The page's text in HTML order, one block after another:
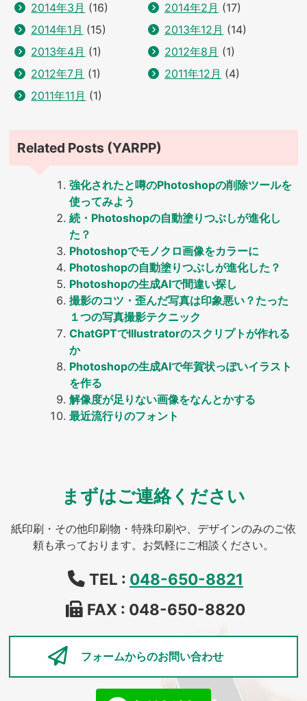
2014年3月 (16) 2014年2月 (17)
2014年1月 (15) 2013年12月 (14)
2013年4月 (1) 2012年8月 (1)
2012年7月 (1) 2011年12月 (4)
2011年11月 (1)
Related Posts (YARPP)
強化されたと噂のPhotoshopの削除ツールを
使ってみよう
続・Photoshopの自動塗りつぶしが進化し
た？
Photoshopでモノクロ画像をカラーに
Photoshopの自動塗りつぶしが進化した？
Photoshopの生成AIで間違い探し
撮影のコツ・歪んだ写真は印象悪い？たった
１つの写真撮影テクニック
ChatGPTでIllustratorのスクリプトが作れる
か
Photoshopの生成AIで年賀状っぽいイラスト
を作る
解像度が足りない画像をなんとかする
最近流行りのフォント
まずはご連絡ください
紙印刷・その他印刷物・特殊印刷や、デザインのみのご依
頼も承っております。お気軽にご相談ください。
TEL : 048-650-8821
FAX : 048-650-8820
フォームからのお問い合わせ